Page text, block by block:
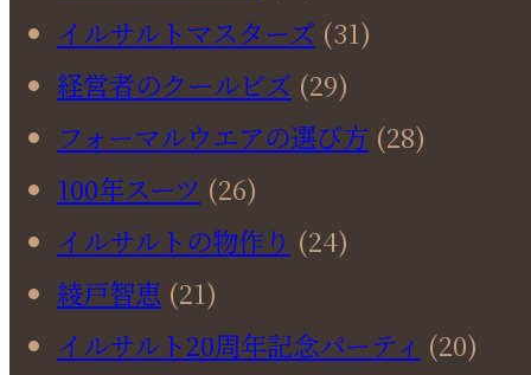
イルサルトマスターズ (31)
経営者のクールビズ (29)
フォーマルウエアの選び方 (28)
100年スーツ (26)
イルサルトの物作り (24)
綾戸智恵 (21)
イルサルト20周年記念パーティ (20)